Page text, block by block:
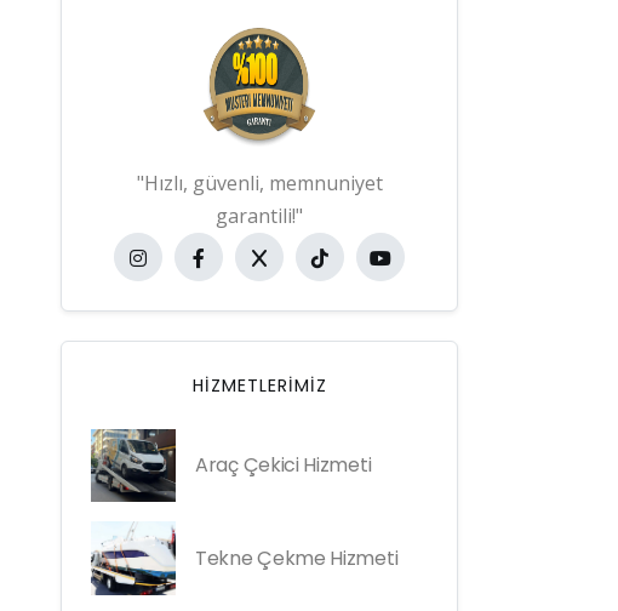
"Hızlı, güvenli, memnuniyet
garantili!"
HIZMETLERIMIZ
Araç Çekici Hizmeti
Tekne Çekme Hizmeti